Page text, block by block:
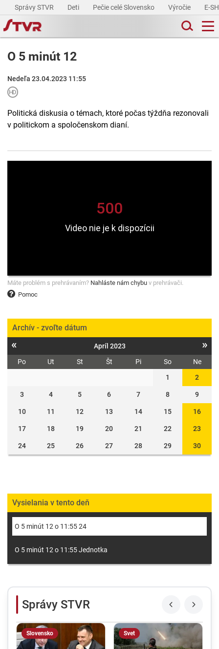
Správy STVR Deti Pečie celé Slovensko Výročie E-
O 5 minút 12
Nedeľa 23.04.2023 11:55
Politická diskusia o témach, ktoré počas týždňa rezonovali
v politickom a spoločenskom dianí.
Pomoc
Máte problém s prehrávaním? Nahláste nám chybu v prehrávači.
Archív - zvoľte dátum
« Apríl 2023 »
Po Ut St Št Pi So
Ne
1
2
3 4 5 6 7 8 9
10 11 12 13 14 15 16
17 18 19 20 21 22 23
24 25 26 27 28 29 30
Vysielania v tento deň
O 5 minút 12 o 11:55 24
O 5 minút 12 o 11:55 Jednotka
Správy STVR
Slovensko Svet